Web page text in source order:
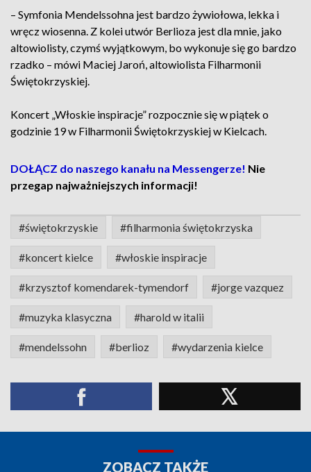
– Symfonia Mendelssohna jest bardzo żywiołowa, lekka i
wręcz wiosenna. Z kolei utwór Berlioza jest dla mnie, jako
altowiolisty, czymś wyjątkowym, bo wykonuje się go bardzo
rzadko – mówi Maciej Jaroń, altowiolista Filharmonii
Świętokrzyskiej.
Koncert „Włoskie inspiracje” rozpocznie się w piątek o
godzinie 19 w Filharmonii Świętokrzyskiej w Kielcach.
DOŁĄCZ do naszego kanału na Messengerze! Nie
przegap najważniejszych informacji!
#świętokrzyskie #filharmonia świętokrzyska
#koncert kielce #włoskie inspiracje
#krzysztof komendarek-tymendorf #jorge vazquez
#muzyka klasyczna #harold w italii
#mendelssohn #berlioz #wydarzenia kielce
ZOBACZ TAKŻE